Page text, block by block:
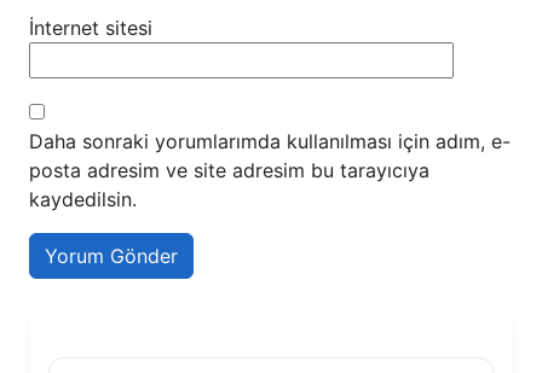
İnternet sitesi
Daha sonraki yorumlarımda kullanılması için adım, e-
posta adresim ve site adresim bu tarayıcıya
kaydedilsin.